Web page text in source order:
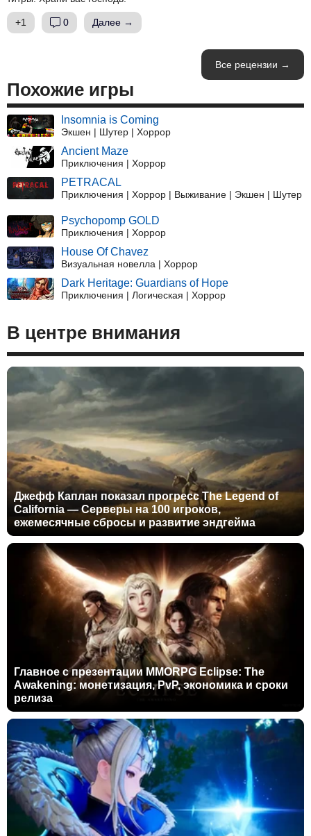
+1 0 Далее →
Все рецензии →
Похожие игры
Insomnia is Coming
Экшен | Шутер | Хоррор
Ancient Maze
Приключения | Хоррор
PETRACAL
Приключения | Хоррор | Выживание | Экшен | Шутер
Psychopomp GOLD
Приключения | Хоррор
House Of Chavez
Визуальная новелла | Хоррор
Dark Heritage: Guardians of Hope
Приключения | Логическая | Хоррор
В центре внимания
Джефф Каплан показал прогресс The Legend of
California — Серверы на 100 игроков,
ежемесячные сбросы и развитие эндгейма
Главное с презентации MMORPG Eclipse: The
Awakening: монетизация, PvP, экономика и сроки
релиза